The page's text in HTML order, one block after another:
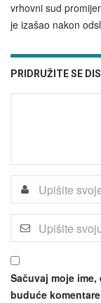
vrhovni sud
je izašao nakon
PRIDRUŽITE SE
Sačuvaj moje
buduće